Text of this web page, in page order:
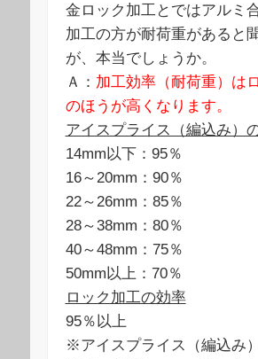
金ロック加工とではアルミ
加工の方が耐荷重があると
が、本当でしょうか。
Ａ： 加工効率（耐荷重）は
のほうが高くなります。
アイスプライス（編込み）
14mm以下：95％
16～20mm：90％
22～26mm：85％
28～38mm：80％
40～48mm：75％
50mm以上：70％
ロック加工の効率
95％以上
※アイスプライス（編込み